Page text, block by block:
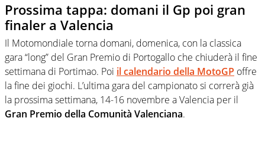
Prossima tappa: domani il Gp poi gran
finaler a Valencia
Il Motomondiale torna domani, domenica, con la classica
gara “long” del Gran Premio di Portogallo che chiuderà il fine
settimana di Portimao. Poi il calendario della MotoGP offre
la fine dei giochi. L’ultima gara del campionato si correrà già
la prossima settimana, 14-16 novembre a Valencia per il
Gran Premio della Comunità Valenciana.